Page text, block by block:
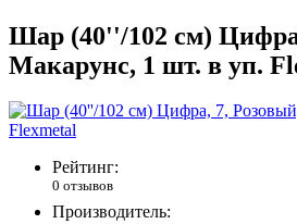
Шар (40''/102 см)
Макарунс, 1 шт. в уп.
Рейтинг:
0 отзывов
Производитель: